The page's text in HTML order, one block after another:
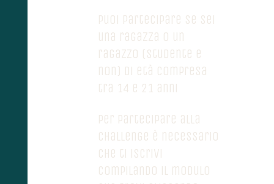
Puoi partecipare se sei
una ragazza o un
ragazzo (studente e
non) di età compresa
tra 14 e 21 anni
Per partecipare alla
challenge è necessario
che ti iscrivi
compilando il modulo